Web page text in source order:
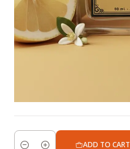
ADD TO CART